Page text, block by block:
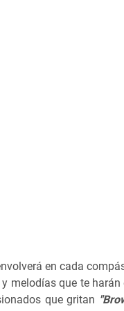
en cada
melodías que te
que gritan